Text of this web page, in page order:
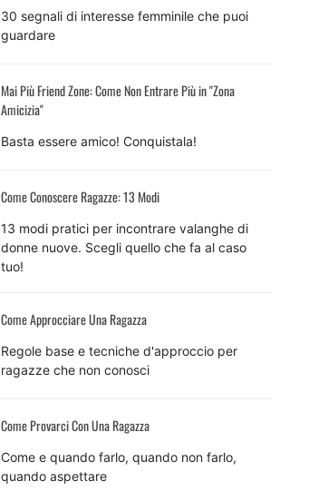
30 segnali di interesse femminile che puoi
guardare
Mai Più Friend Zone: Come Non Entrare Più in "Zona
Amicizia"
Basta essere amico! Conquistala!
Come Conoscere Ragazze: 13 Modi
13 modi pratici per incontrare valanghe di
donne nuove. Scegli quello che fa al caso
tuo!
Come Approcciare Una Ragazza
Regole base e tecniche d'approccio per
ragazze che non conosci
Come Provarci Con Una Ragazza
Come e quando farlo, quando non farlo,
quando aspettare